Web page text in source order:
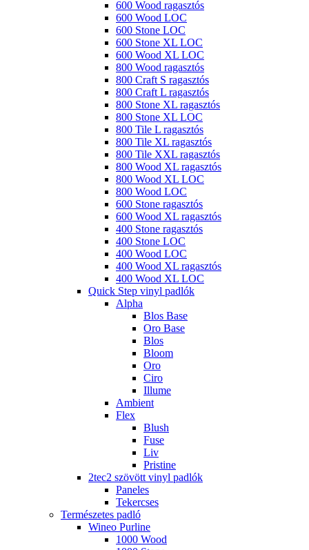
600 Wood ragasztós
600 Wood LOC
600 Stone LOC
600 Stone XL LOC
600 Wood XL LOC
800 Wood ragasztós
800 Craft S ragasztós
800 Craft L ragasztós
800 Stone XL ragasztós
800 Stone XL LOC
800 Tile L ragasztós
800 Tile XL ragasztós
800 Tile XXL ragasztós
800 Wood XL ragasztós
800 Wood XL LOC
800 Wood LOC
600 Stone ragasztós
600 Wood XL ragasztós
400 Stone ragasztós
400 Stone LOC
400 Wood LOC
400 Wood XL ragasztós
400 Wood XL LOC
Quick Step vinyl padlók
Alpha
Blos Base
Oro Base
Blos
Bloom
Oro
Ciro
Illume
Ambient
Flex
Blush
Fuse
Liv
Pristine
2tec2 szövött vinyl padlók
Paneles
Tekercses
Természetes padló
Wineo Purline
1000 Wood